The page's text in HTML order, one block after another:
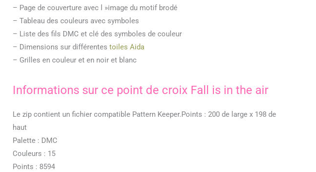
– Page de couverture avec l »image du motif brodé
– Tableau des couleurs avec symboles
– Liste des fils DMC et clé des symboles de couleur
– Dimensions sur différentes toiles Aida
– Grilles en couleur et en noir et blanc
Informations sur ce point de croix Fall is in the air
Le zip contient un fichier compatible Pattern Keeper.Points : 200 de large x 198 de
haut
Palette : DMC
Couleurs : 15
Points : 8594